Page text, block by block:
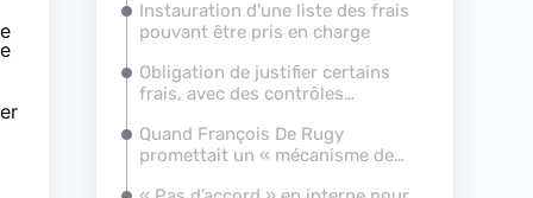
Instauration d'une liste des frais
pouvant être pris en charge
Obligation de justifier certains
frais, avec des contrôles
Quand François De Rugy
promettait un « mécanisme de